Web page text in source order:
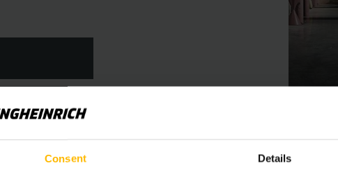
Consent DetailsUN